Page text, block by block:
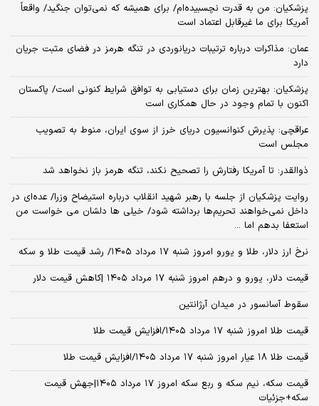
پزشکیان: من به قدرت نچسبیده‌ام/ برای همیشه که نمی‌توان جنگید/ واقعاً
آمریکا برای ما غیرقابل اعتماد است
عمان: مذاکرات درباره ترتیبات دریانوردی در تنگه هرمز در فضای مثبت جریان
دارد
پزشکیان‌: بهترین زمان برای دستیابی به توافق شرایط کنونی است/ پاکستان
اکنون با تمام وجود در حال همکاری است
عراقچی: پذیرش کنوانسیون دریای خرز از سوی ایران، منوط به تصویب
مجلس است
ذوالقدر: تا آمریکا رفتارش را تصحیح نکند، تنگه هرمز باز نخواهد شد
روایت پزشکیان از جلسه با رهبر شهید انقلاب درباره استیضاح وزرا/ عده‌ای در
داخل نمی‌خواهند تحریم‌ها برداشته شود/ خیلی ها دلشان می خواست من
استعفا بدهم اما ...
نرخ ارز دلار، طلا و یورو امروز شنبه ۱۷ مرداد ۱۴۰۵/ رشد قیمت طلا و سکه
قیمت دلار، یورو و درهم امروز شنبه ۱۷ مرداد ۱۴۰۵ |کاهش قیمت دلار
سقوط آسانسور در میدان آرژانتین
قیمت طلا امروز شنبه ۱۷ مرداد ۱۴۰۵/افزایش قیمت طلا
قیمت طلا ۱۸ عیار امروز شنبه ۱۷ مرداد ۱۴۰۵/افزایش قیمت طلا
قیمت سکه، نیم سکه و ربع سکه امروز ۱۷ مرداد ۱۴۰۵|جهش قیمت
سکه+جزئیات